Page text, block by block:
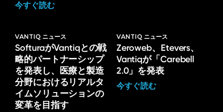
今すぐ読む
VANTIQ ニュース
SofturaがVantiqとの戦
略的パートナーシップ
を発表し、医療と製造
分野におけるリアルタ
イムソリューションの
変革を目指す
VANTIQ ニュース
Zeroweb、Etevers、
Vantiqが「Carebell
2.0」を発表
今すぐ読む